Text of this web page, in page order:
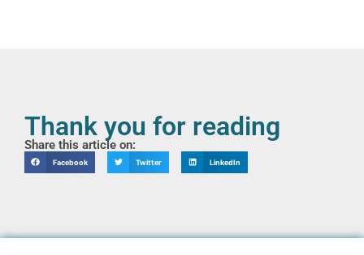
Thank you for reading
Share this article on:
Facebook Twitter LinkedIn